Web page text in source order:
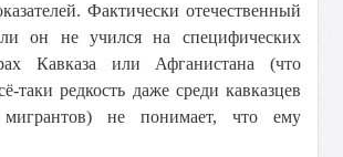
Фактически отечественный
он не учился на специфических
Кавказа или Афганистана (что
таки редкость даже среди кавказцев
не понимает, что ему